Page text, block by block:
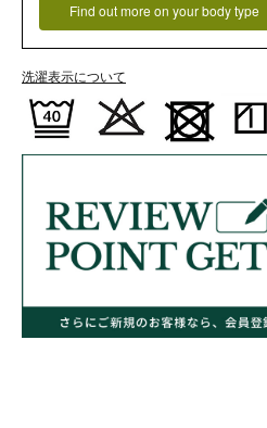
Find out more on your body type
洗濯表示について